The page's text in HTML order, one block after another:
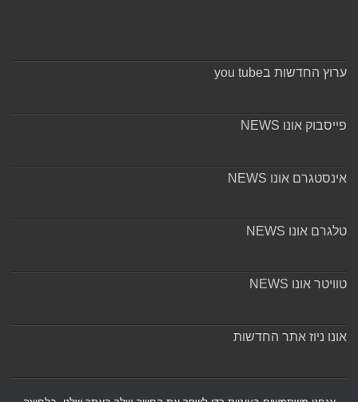
ערוץ החדשות בyou tube
פייסבוק אונו NEWS
אינסטגרם אונו NEWS
טלגרם אונו NEWS
טוויטר אונו NEWS
אונו ניוז אתר החדשות